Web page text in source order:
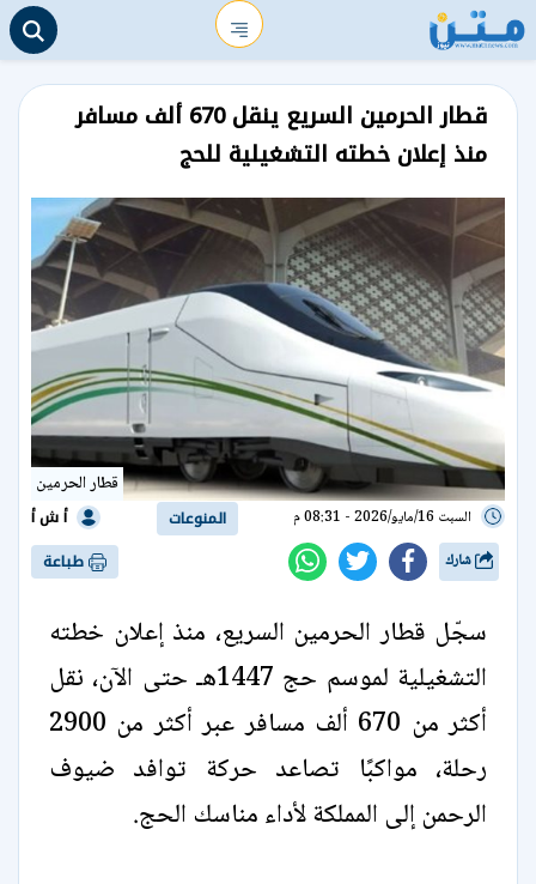
قطار الحرمين السريع ينقل 670 ألف مسافر
منذ إعلان خطته التشغيلية للحج
قطار الحرمين
السبت 16/مايو/2026 - 08:31 م المنوعات أ ش أ
طباعة
سجّل قطار الحرمين السريع، منذ إعلان خطته
التشغيلية لموسم حج 1447هـ حتى الآن، نقل
أكثر من 670 ألف مسافر عبر أكثر من 2900
رحلة، مواكبًا تصاعد حركة توافد ضيوف
الرحمن إلى المملكة لأداء مناسك الحج.